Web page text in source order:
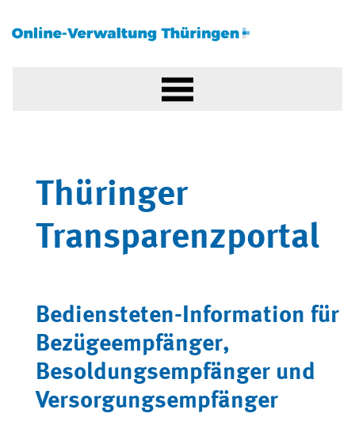
Thüringer
Transparenzportal
Bediensteten-Information für
Bezügeempfänger,
Besoldungsempfänger und
Versorgungsempfänger